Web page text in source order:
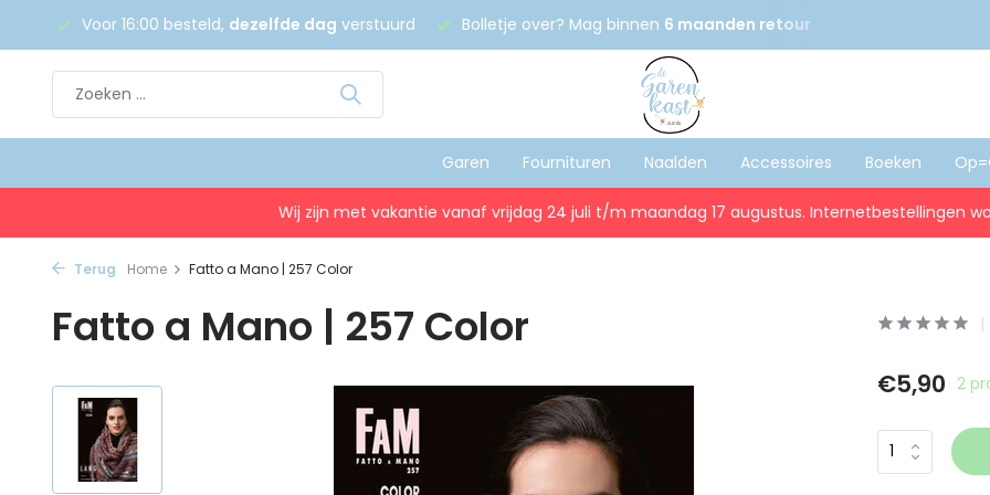
Voor 16:00 besteld, dezelfde dag verstuurd Bolletje over? Mag binnen 6 maanden retour
Garen Fournituren Naalden Accessoires Boeken
Wij zijn met vakantie vanaf vrijdag 24 juli t/m maandag 17 augustus. Internetbestellingen
Terug Home Fatto a Mano | 257 Color
Fatto a Mano | 257 Color
€5,90 2